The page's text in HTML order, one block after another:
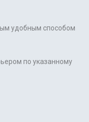
удобным способом
по указанному